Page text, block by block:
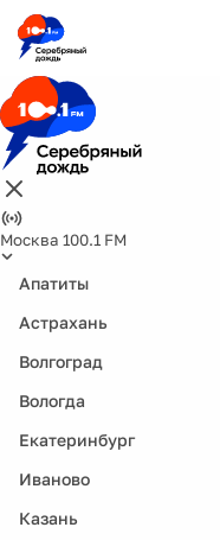
Москва 100.1 FM
Апатиты
Астрахань
Волгоград
Вологда
Екатеринбург
Иваново
Казань